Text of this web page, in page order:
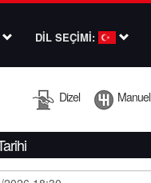
DİL SEÇİMİ:
Dizel Manuel